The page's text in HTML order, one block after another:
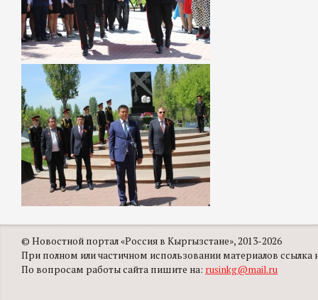
© Новостной портал «Россия в Кыргызстане», 2013-2026
При полном или частичном использовании материалов ссылка
По вопросам работы сайта пишите на: rusinkg@mail.ru